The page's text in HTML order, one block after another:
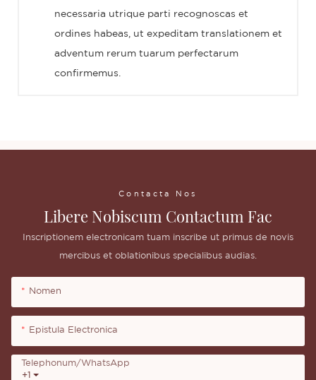
necessaria utrique parti recognoscas et
ordines habeas, ut expeditam translationem et
adventum rerum tuarum perfectarum
confirmemus.
Contacta Nos
Libere Nobiscum Contactum Fac
Inscriptionem electronicam tuam inscribe ut primus de novis
mercibus et oblationibus specialibus audias.
Nomen
Epistula Electronica
+1
Telephonum/WhatsApp